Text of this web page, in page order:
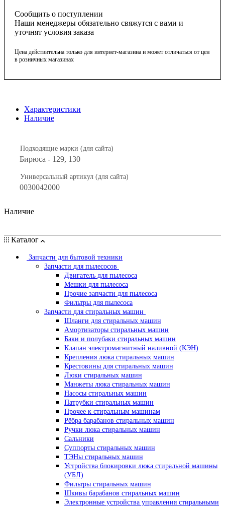
Сообщить о поступлении
Наши менеджеры обязательно свяжутся с вами и
уточнят условия заказа
Цена действительна только для интернет-магазина и может отличаться от цен
в розничных магазинах
Характеристики
Наличие
Подходящие марки (для сайта)
Бирюса - 129, 130
Универсальный артикул (для сайта)
0030042000
Наличие
Каталог
Запчасти для бытовой техники
Запчасти для пылесосов
Двигатель для пылесоса
Мешки для пылесоса
Прочие запчасти для пылесоса
Фильтры для пылесоса
Запчасти для стиральных машин
Шланги для стиральных машин
Амортизаторы стиральных машин
Баки и полубаки стиральных машин
Клапан электромагнитный наливной (КЭН)
Крепления люка стиральных машин
Крестовины для стиральных машин
Люки стиральных машин
Манжеты люка стиральных машин
Насосы стиральных машин
Патрубки стиральных машин
Прочее к стиральным машинам
Рёбра барабанов стиральных машин
Ручки люка стиральных машин
Сальники
Суппорты стиральных машин
ТЭНы стиральных машин
Устройства блокировки люка стиральной машины
(УБЛ)
Фильтры стиральных машин
Шкивы барабанов стиральных машин
Электронные устройства управления стиральными